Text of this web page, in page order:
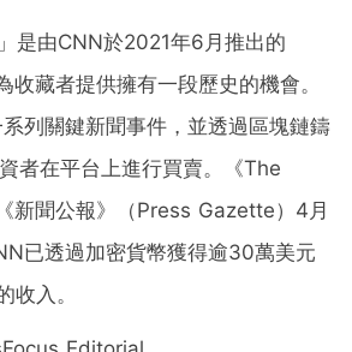
是由CNN於2021年6月推出的
收藏者提供擁有一段歷史的機會。
列關鍵新聞事件，並透過區塊鏈鑄
者在平台上進行買賣。《The
新聞公報》（Press Gazette）4月
已透過加密貨幣獲得逾30萬美元
收入。